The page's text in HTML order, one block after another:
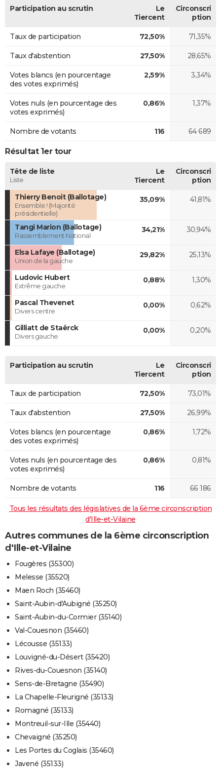
Participation au scrutin
Le
Tiercent
Circonscri
ption
Taux de participation 72,50% 71,35%
Taux d'abstention 27,50% 28,65%
Votes blancs (en pourcentage
des votes exprimés)
2,59% 3,34%
Votes nuls (en pourcentage des
votes exprimés)
0,86% 1,37%
Nombre de votants 116 64 689
Résultat 1er tour
Tête de liste
Liste
Le
Tiercent
Circonscri
ption
Thierry Benoit (Ballotage)
Ensemble ! (Majorité
présidentielle)
35,09% 41,81%
Tangi Marion (Ballotage)
Rassemblement National
34,21% 30,94%
Elsa Lafaye (Ballotage)
Union de la gauche
29,82% 25,13%
Ludovic Hubert
Extrême gauche
0,88% 1,30%
Pascal Thevenet
Divers centre
0,00% 0,62%
Gilliatt de Staërck
Divers gauche
0,00% 0,20%
Participation au scrutin
Le
Tiercent
Circonscri
ption
Taux de participation 72,50% 73,01%
Taux d'abstention 27,50% 26,99%
Votes blancs (en pourcentage
des votes exprimés)
0,86% 1,72%
Votes nuls (en pourcentage des
votes exprimés)
0,86% 0,81%
Nombre de votants 116 66 186
Tous les résultats des législatives de la 6ème circonscription
d'Ille-et-Vilaine
Autres communes de la 6ème circonscription
d'Ille-et-Vilaine
Fougères (35300)
Melesse (35520)
Maen Roch (35460)
Saint-Aubin-d'Aubigné (35250)
Saint-Aubin-du-Cormier (35140)
Val-Couesnon (35460)
Lécousse (35133)
Louvigné-du-Désert (35420)
Rives-du-Couesnon (35140)
Sens-de-Bretagne (35490)
La Chapelle-Fleurigné (35133)
Romagné (35133)
Montreuil-sur-Ille (35440)
Chevaigné (35250)
Les Portes du Coglais (35460)
Javené (35133)